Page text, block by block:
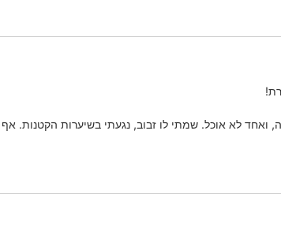
ואחד לא אוכל. שמתי לו זבוב, נגעתי בשיערות הקטנות.